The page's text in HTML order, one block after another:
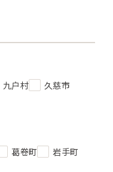
九户村
久慈市
葛卷町
岩手町